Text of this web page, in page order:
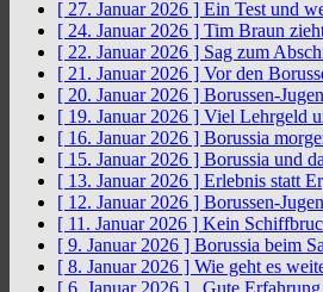
[ 27. Januar 2026 ] Ein Test und
[ 24. Januar 2026 ] Tim Braun
[ 22. Januar 2026 ] Sag zum
[ 21. Januar 2026 ] Vor den
[ 20. Januar 2026 ] Borussen-
[ 19. Januar 2026 ] Viel Lehrgeld
[ 16. Januar 2026 ] Borussia
[ 15. Januar 2026 ] Borussia und
[ 13. Januar 2026 ] Erlebnis statt
[ 12. Januar 2026 ] Borussen-
[ 11. Januar 2026 ] Kein
[ 9. Januar 2026 ] Borussia beim
[ 8. Januar 2026 ] Wie geht es
[ 6. Januar 2026 ]
„Gute